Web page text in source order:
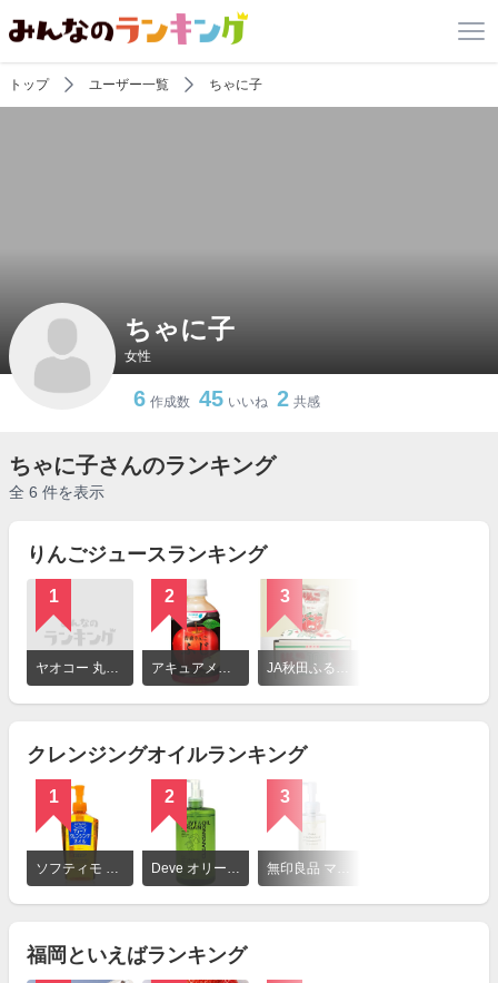
トップ ユーザー一覧 ちゃに子
ちゃに子
女性
6 作成数 45 いいね 2 共感
ちゃに子さんのランキング
全 6 件を表示
りんごジュースランキング
1
ヤオコー 丸ごと搾ったりんご
2
アキュアメイド 青森りんご ふじ
3
JA秋田ふるさと りんごジュース
クレンジングオイルランキング
1
ソフティモ ディープ クレンジングオイル
2
Deve オリーブ&アルガン クレンジングオイル
3
無印良品 マイルドオイルクレンジング
福岡といえばランキング